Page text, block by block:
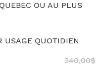
OU AU PLUS
USAGE QUOTIDIEN
240,00$